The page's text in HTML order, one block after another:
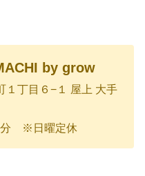
by grow
１丁目６−１ 屋上 大手
分 ※日曜定休